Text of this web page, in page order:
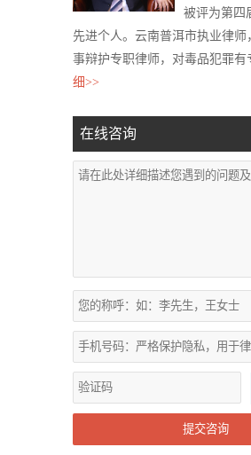
被评为第四
先进个人。云南普洱市执业律师
事辩护专职律师，对毒品犯罪有
细>>
在线咨询
提交咨询